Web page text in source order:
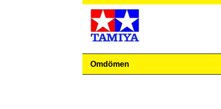
Omdömen